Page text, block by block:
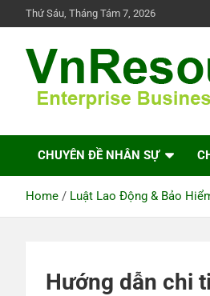
to
Thứ Sáu, Tháng Tám 7, 2026
CHUYÊN ĐỀ NHÂN SỰ
Home Luật Lao Động & Bảo
Hướng dẫn chi